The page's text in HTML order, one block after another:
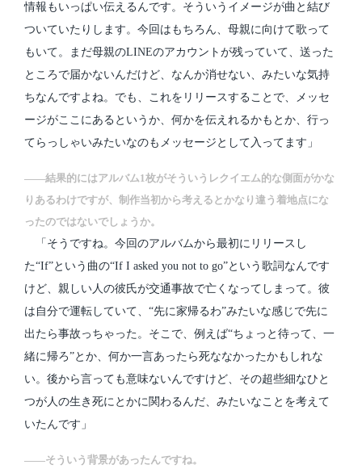
情報もいっぱい伝えるんです。そういうイメージが曲と結び
ついていたりします。今回はもちろん、母親に向けて歌って
もいて。まだ母親のLINEのアカウントが残っていて、送った
ところで届かないんだけど、なんか消せない、みたいな気持
ちなんですよね。でも、これをリリースすることで、メッセ
ージがここにあるというか、何かを伝えれるかもとか、行っ
てらっしゃいみたいなのもメッセージとして入ってます」
――結果的にはアルバム1枚がそういうレクイエム的な側面がかな
りあるわけですが、制作当初から考えるとかなり違う着地点にな
ったのではないでしょうか。
「そうですね。今回のアルバムから最初にリリースし
た“If”という曲の“If I asked you not to go”という歌詞なんです
けど、親しい人の彼氏が交通事故で亡くなってしまって。彼
は自分で運転していて、“先に家帰るわ”みたいな感じで先に
出たら事故っちゃった。そこで、例えば“ちょっと待って、一
緒に帰ろ”とか、何か一言あったら死ななかったかもしれな
い。後から言っても意味ないんですけど、その超些細なひと
つが人の生き死にとかに関わるんだ、みたいなことを考えて
いたんです」
――そういう背景があったんですね。